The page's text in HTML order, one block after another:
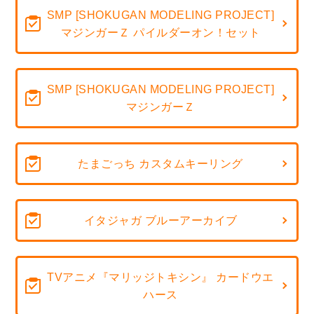
SMP [SHOKUGAN MODELING PROJECT]
マジンガーＺ パイルダーオン！セット
SMP [SHOKUGAN MODELING PROJECT]
マジンガーＺ
たまごっち カスタムキーリング
イタジャガ ブルーアーカイブ
TVアニメ『マリッジトキシン』 カードウエ
ハース